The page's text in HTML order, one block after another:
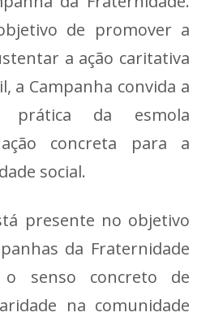
de promover a
a ação caritativa
a Campanha convida a
prática da esmola
concreta para a
social.
presente no objetivo
da Fraternidade
senso concreto de
na comunidade